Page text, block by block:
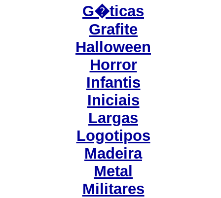
G�ticas
Grafite
Halloween
Horror
Infantis
Iniciais
Largas
Logotipos
Madeira
Metal
Militares